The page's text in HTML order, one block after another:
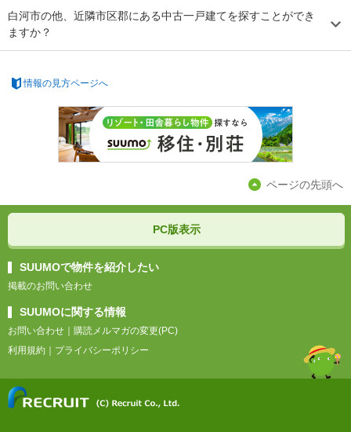
白河市の他、近隣市区郡にある中古一戸建てを探すことができ
ますか？
情報の見方ページへ
ページの先頭へ
PC版表示
SUUMOで物件を紹介したい
掲載のお問い合わせ
SUUMOに関する情報
お問い合わせ ｜ 購読メルマガの変更(PC)
利用規約 ｜ プライバシーポリシー